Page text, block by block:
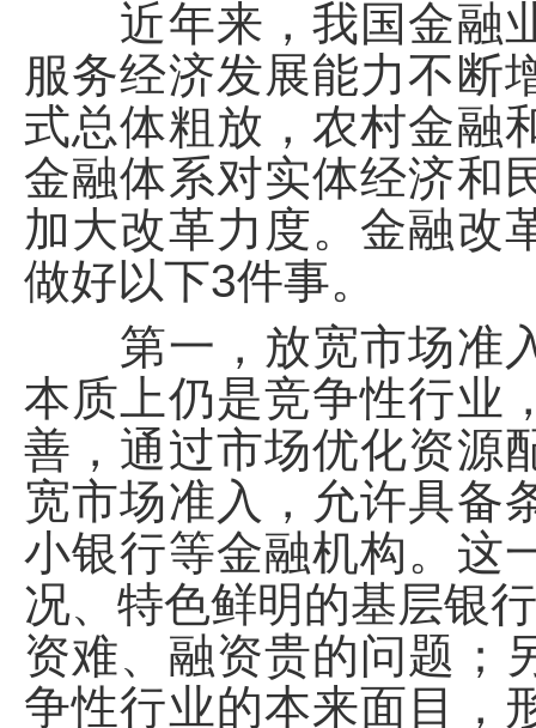
近年来，我国金融业
服务经济发展能力不断
式总体粗放，农村金融
金融体系对实体经济和
加大改革力度。金融改
做好以下3件事。
第一，放宽市场准入
本质上仍是竞争性行业
善，通过市场优化资源
宽市场准入，允许具备
小银行等金融机构。这
况、特色鲜明的基层银
资难、融资贵的问题；
争性行业的本来面目，